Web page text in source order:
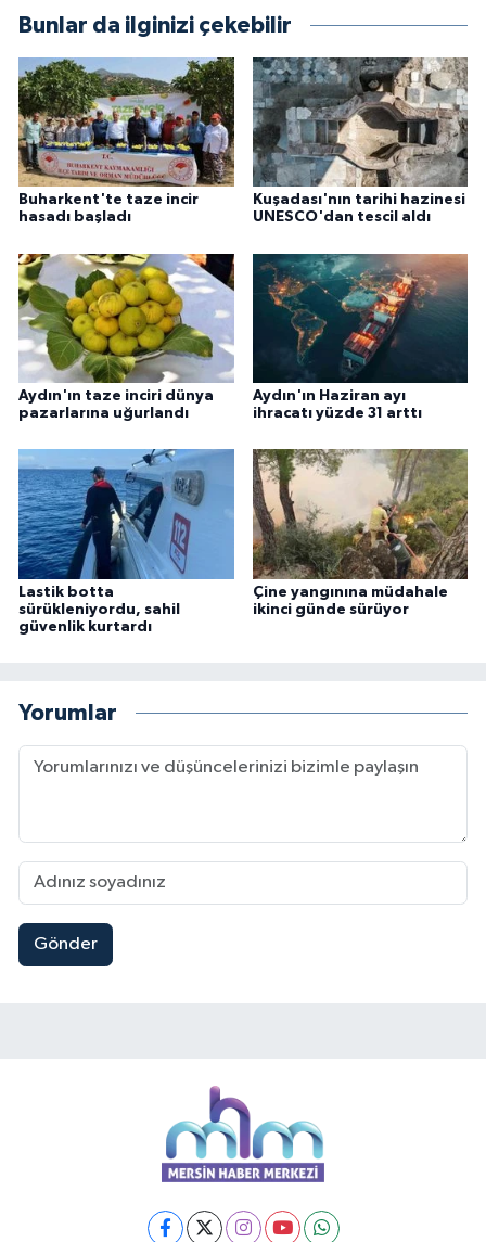
Bunlar da ilginizi çekebilir
Buharkent'te taze incir
hasadı başladı
Kuşadası'nın tarihi hazinesi
UNESCO'dan tescil aldı
Aydın'ın taze inciri dünya
pazarlarına uğurlandı
Aydın'ın Haziran ayı
ihracatı yüzde 31 arttı
Lastik botta
sürükleniyordu, sahil
güvenlik kurtardı
Çine yangınına müdahale
ikinci günde sürüyor
Yorumlar
Gönder